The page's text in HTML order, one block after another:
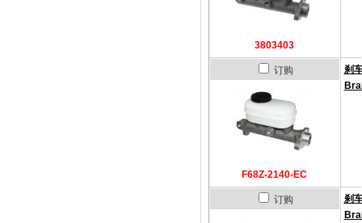
3803403
订购
F68Z-2140-EC
刹
订购
刹